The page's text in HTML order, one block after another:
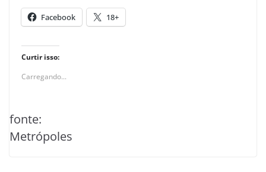
Facebook 18+
Curtir isso:
Carregando...
fonte:
Metrópoles